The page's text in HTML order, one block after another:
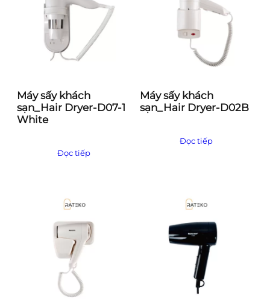
Máy sấy khách
sạn_Hair Dryer-D07-1
White
Đọc tiếp
Máy sấy khách
sạn_Hair Dryer-D02B
Đọc tiếp